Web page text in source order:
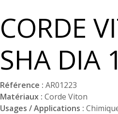
CORDE
SHA DIA
Référence : AR01223
Matériaux : Corde Viton
Usages / Applications :